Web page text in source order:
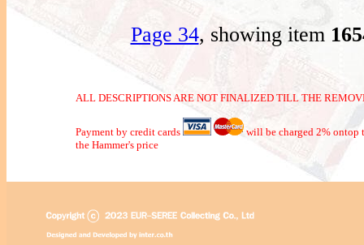
Page 34, showing item
ALL DESCRIPTIONS ARE NOT FINALIZED TILL THE
Payment by credit cards
will be charged 2% ontop
the Hammer's price